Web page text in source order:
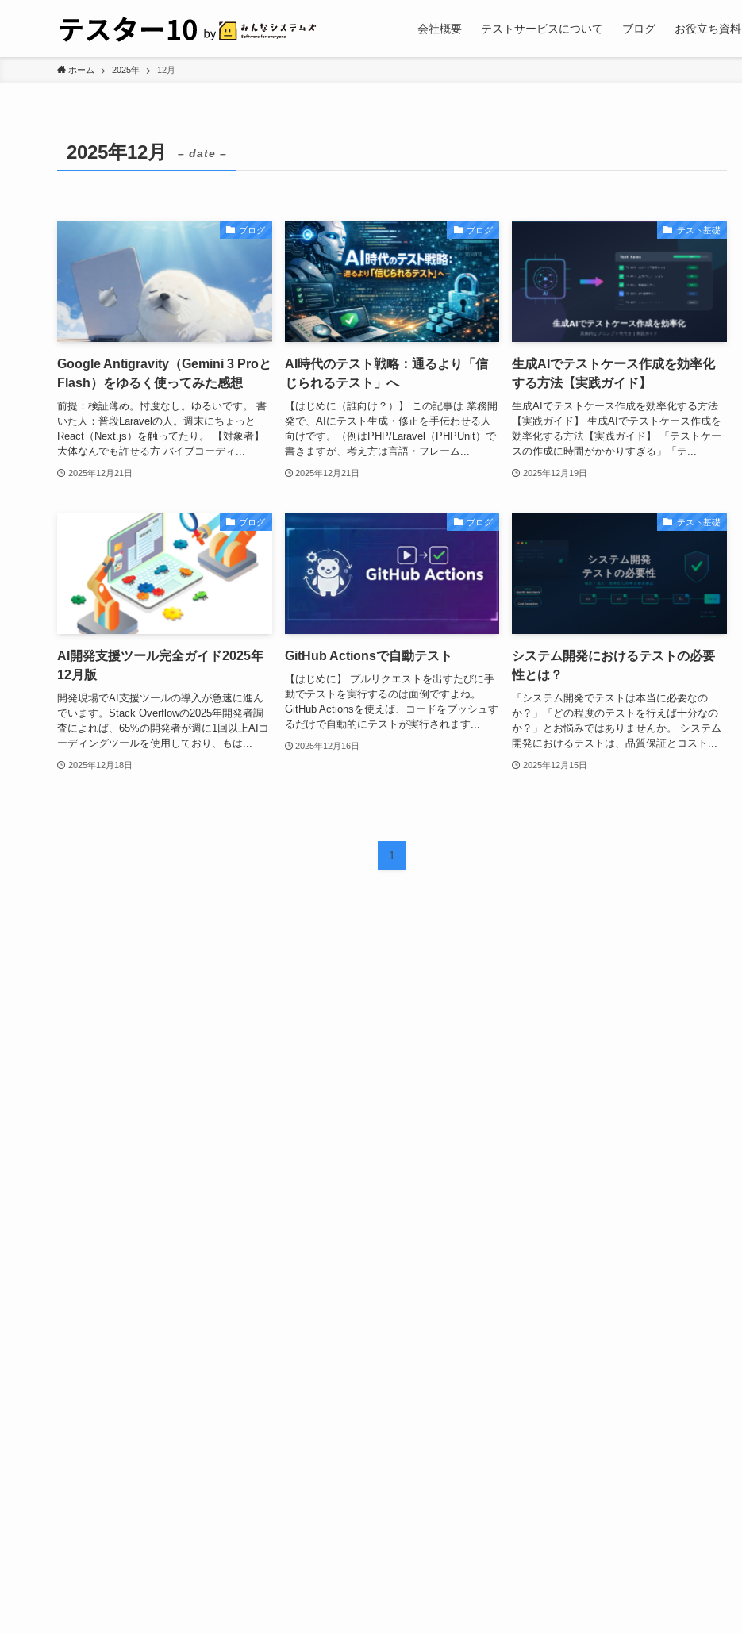
会社概要 テストサービスについて ブログ お役立ち資料
ホーム 2025年 12月
2025年12月 – date –
ブログ
Google Antigravity（Gemini 3 Proと
Flash）をゆるく使ってみた感想
前提：検証薄め。忖度なし。ゆるいです。 書
いた人：普段Laravelの人。週末にちょっと
React（Next.js）を触ってたり。 【対象者】
大体なんでも許せる方 バイブコーディ...
2025年12月21日
ブログ
AI時代のテスト戦略：通るより「信
じられるテスト」へ
【はじめに（誰向け？）】 この記事は 業務開
発で、AIにテスト生成・修正を手伝わせる人
向けです。（例はPHP/Laravel（PHPUnit）で
書きますが、考え方は言語・フレーム...
2025年12月21日
テスト基礎
生成AIでテストケース作成を効率化
する方法【実践ガイド】
生成AIでテストケース作成を効率化する方法
【実践ガイド】 生成AIでテストケース作成を
効率化する方法【実践ガイド】 「テストケー
スの作成に時間がかかりすぎる」「テ...
2025年12月19日
ブログ
AI開発支援ツール完全ガイド2025年
12月版
開発現場でAI支援ツールの導入が急速に進ん
でいます。Stack Overflowの2025年開発者調
査によれば、65%の開発者が週に1回以上AIコ
ーディングツールを使用しており、もは...
2025年12月18日
ブログ
GitHub Actionsで自動テスト
【はじめに】 プルリクエストを出すたびに手
動でテストを実行するのは面倒ですよね。
GitHub Actionsを使えば、コードをプッシュす
るだけで自動的にテストが実行されます...
2025年12月16日
テスト基礎
システム開発におけるテストの必要
性とは？
「システム開発でテストは本当に必要なの
か？」「どの程度のテストを行えば十分なの
か？」とお悩みではありませんか。 システム
開発におけるテストは、品質保証とコスト...
2025年12月15日
1